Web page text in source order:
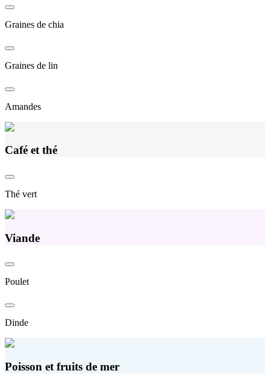
Graines de chia
Graines de lin
Amandes
Café et thé
Thé vert
Viande
Poulet
Dinde
Poisson et fruits de mer